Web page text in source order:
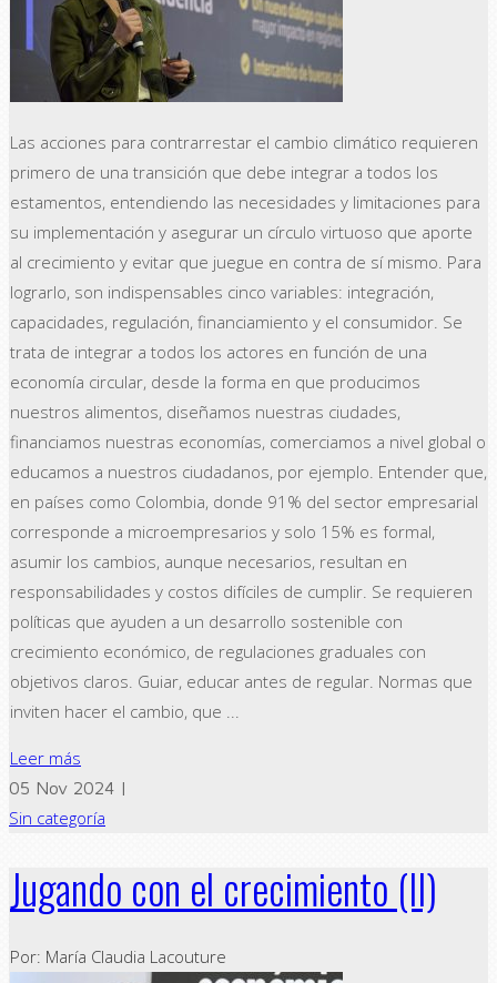
Las acciones para contrarrestar el cambio climático requieren
primero de una transición que debe integrar a todos los
estamentos, entendiendo las necesidades y limitaciones para
su implementación y asegurar un círculo virtuoso que aporte
al crecimiento y evitar que juegue en contra de sí mismo. Para
lograrlo, son indispensables cinco variables: integración,
capacidades, regulación, financiamiento y el consumidor. Se
trata de integrar a todos los actores en función de una
economía circular, desde la forma en que producimos
nuestros alimentos, diseñamos nuestras ciudades,
financiamos nuestras economías, comerciamos a nivel global o
educamos a nuestros ciudadanos, por ejemplo. Entender que,
en países como Colombia, donde 91% del sector empresarial
corresponde a microempresarios y solo 15% es formal,
asumir los cambios, aunque necesarios, resultan en
responsabilidades y costos difíciles de cumplir. Se requieren
políticas que ayuden a un desarrollo sostenible con
crecimiento económico, de regulaciones graduales con
objetivos claros. Guiar, educar antes de regular. Normas que
inviten hacer el cambio, que ...
Leer más
05 Nov 2024 |
Sin categoría
Jugando con el crecimiento (II)
Por: María Claudia Lacouture